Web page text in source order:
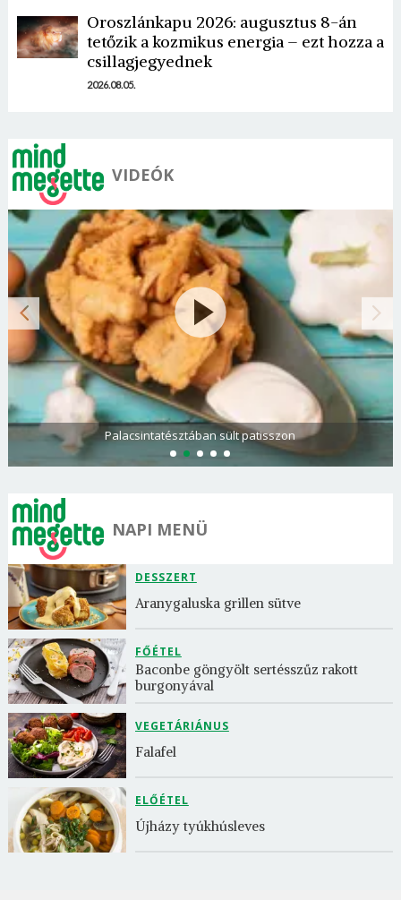
Oroszlánkapu 2026: augusztus 8-án
tetőzik a kozmikus energia – ezt hozza a
csillagjegyednek
2026.08.05.
VIDEÓK
Palacsintatésztában sült patisszon
NAPI MENÜ
DESSZERT
Aranygaluska grillen sütve
FŐÉTEL
Baconbe göngyölt sertésszűz rakott
burgonyával
VEGETÁRIÁNUS
Falafel
ELŐÉTEL
Újházy tyúkhúsleves
Mégse